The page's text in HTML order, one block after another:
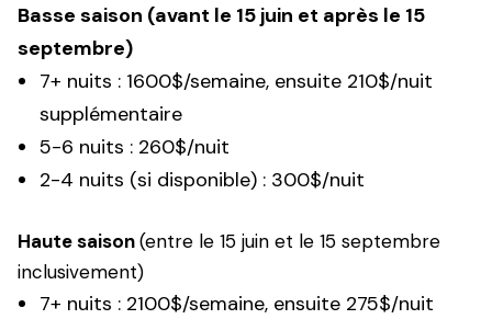
Basse saison (avant le 15 juin et après le 15
septembre)
7+ nuits : 1600$/semaine, ensuite 210$/nuit
supplémentaire
5-6 nuits : 260$/nuit
2-4 nuits (si disponible) : 300$/nuit
Haute saison(entre le 15 juin et le 15 septembre
inclusivement)
7+ nuits : 2100$/semaine, ensuite 275$/nuit